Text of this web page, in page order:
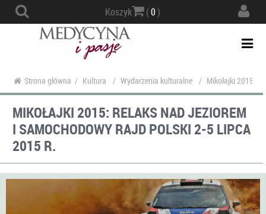
Koszyk (0)
Strona główna / Kultura / Wydarzenia kulturalne / Mikołajki 2015:
MIKOŁAJKI 2015: RELAKS NAD JEZIOREM
I SAMOCHODOWY RAJD POLSKI 2-5 LIPCA
2015 R.